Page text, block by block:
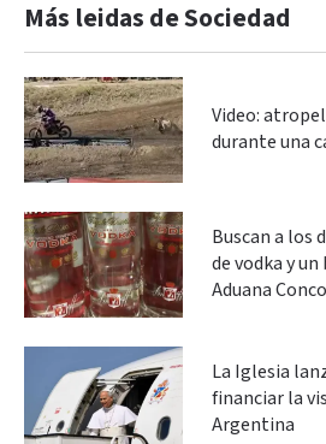
Más leidas de Sociedad
Video:
durante una
Buscan a los
de vodka y
Aduana
La Iglesia
financiar la
Argentina